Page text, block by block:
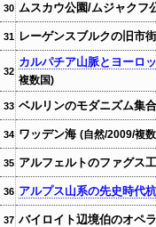
30 ムスカウ公園/ムジャクフ
31 レーゲンスブルクの旧市
32
カルパチア山脈とヨーロ
複数国)
33 ベルリンのモダニズム集
34 ワッデン海 (自然/2009/複
35 アルフェルトのファグス
36 アルプス山系の先史時代
37 バイロイト辺境伯のオペ